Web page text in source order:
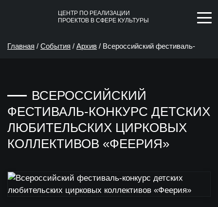
ЦЕНТР ПО РЕАЛИЗАЦИИ
ПРОЕКТОВ В СФЕРЕ КУЛЬТУРЫ
Главная / События / Архив / Всероссийский фестиваль-
«Феерия»ВСЕРОССИЙСКИЙ
ФЕСТИВАЛЬ-КОНКУРС ДЕТСКИХ
ЛЮБИТЕЛЬСКИХ ЦИРКОВЫХ
КОЛЛЕКТИВОВ «ФЕЕРИЯ»